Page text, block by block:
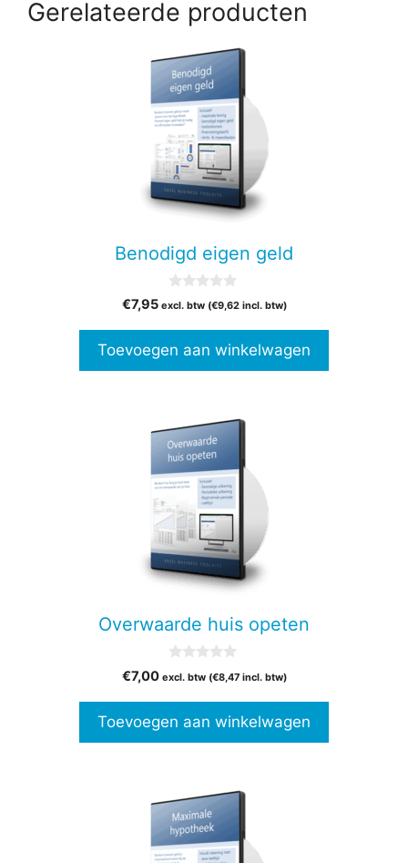
Gerelateerde producten
Benodigd eigen geld
v
5
€7,95 excl. btw (€9,62incl. btw)
Toevoegen aan winkelwagen
Overwaarde huis opeten
v
5
€7,00 excl. btw (€8,47incl. btw)
Toevoegen aan winkelwagen